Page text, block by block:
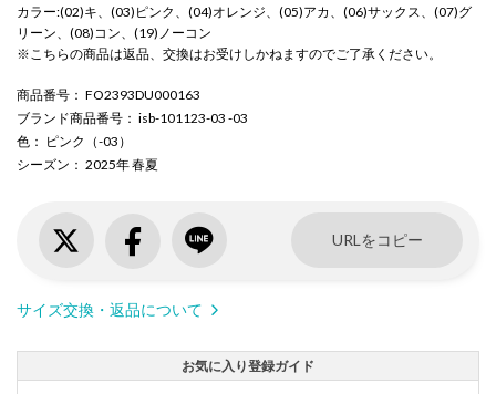
カラー:(02)キ、(03)ピンク、(04)オレンジ、(05)アカ、(06)サックス、(07)グ
リーン、(08)コン、(19)ノーコン
※こちらの商品は返品、交換はお受けしかねますのでご了承ください。
商品番号 ： FO2393DU000163
ブランド商品番号 ： isb-101123-03 -03
色 ： ピンク（-03）
シーズン ： 2025年 春夏
URLをコピー
サイズ交換・返品について
お気に入り登録ガイド